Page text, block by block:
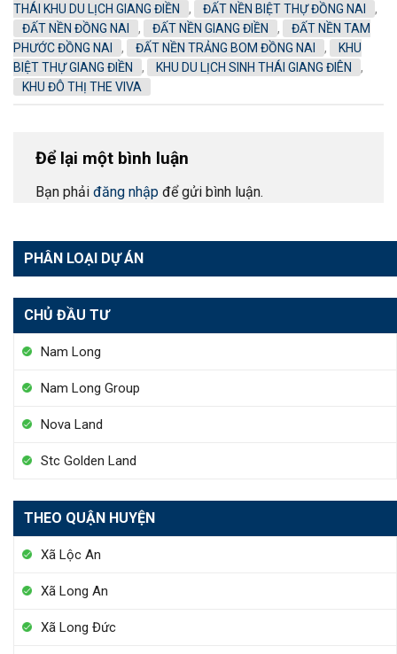
PHÂN LOẠI DỰ ÁN
CHỦ ĐẦU TƯ
Nam Long
Nam Long Group
Nova Land
Stc Golden Land
THEO QUẬN HUYỆN
Xã Lộc An
Xã Long An
Xã Long Đức
THÁI KHU DU LỊCH GIANG ĐIỀN
, ĐẤT NỀN BIỆT THỰ ĐỒNG NAI
,
ĐẤT NỀN ĐỒNG NAI
, ĐẤT NỀN GIANG ĐIỀN ,
ĐẤT NỀN TAM
PHƯỚC ĐỒNG NAI
, ĐẤT NỀN TRẢNG BOM ĐỒNG NAI ,
KHU
BIỆT THỰ GIANG ĐIỀN
, KHU DU LỊCH SINH THÁI GIANG ĐIÊN
,
KHU ĐÔ THỊ THE VIVA
Để lại một bình luận
Bạn phải đăng nhập để gửi bình luận.